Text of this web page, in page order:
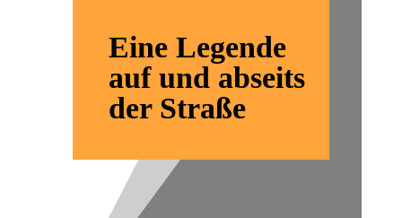
Eine Legende
auf und abseits
der Straße